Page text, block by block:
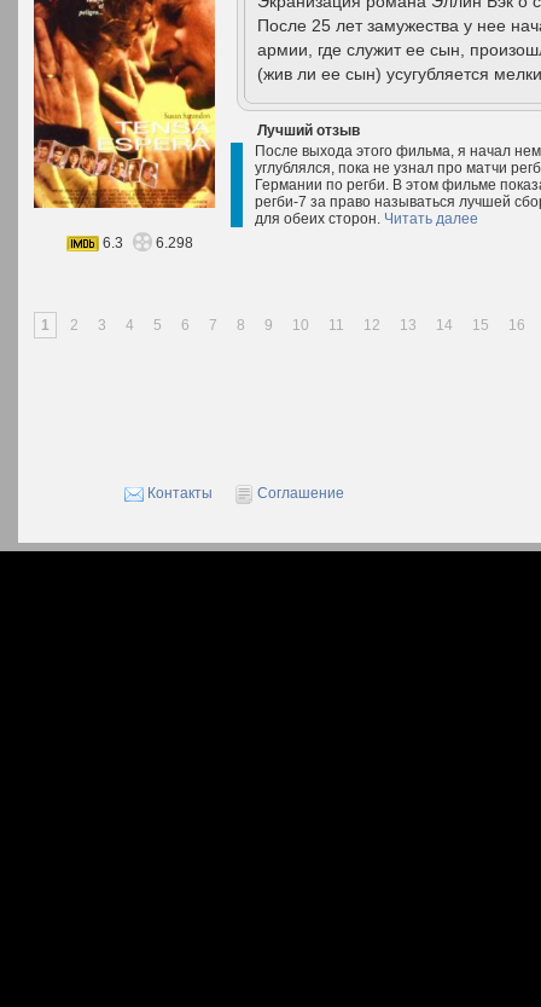
После 25 лет замужества у нее
армии, где служит ее сын,
(жив ли ее сын) усугубляется
Лучший отзыв
После выхода этого фильма, я начал
углублялся, пока не узнал про матчи
Германии по регби. В этом фильме
регби-7 за право называться лучшей
для обеих сторон. Читать далее
6.3
6.298
1 2 3 4 5 6 7 8 9 10 11 12 13 14 15 16
Контакты Соглашение